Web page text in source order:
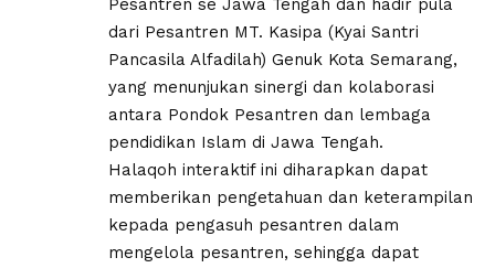
Pesantren se Jawa Tengah dan hadir pula
dari Pesantren MT. Kasipa (Kyai Santri
Pancasila Alfadilah) Genuk Kota Semarang,
yang menunjukan sinergi dan kolaborasi
antara Pondok Pesantren dan lembaga
pendidikan Islam di Jawa Tengah.
Halaqoh interaktif ini diharapkan dapat
memberikan pengetahuan dan keterampilan
kepada pengasuh pesantren dalam
mengelola pesantren, sehingga dapat